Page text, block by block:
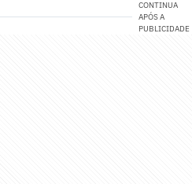
CONTINUA
APÓS A
PUBLICIDADE